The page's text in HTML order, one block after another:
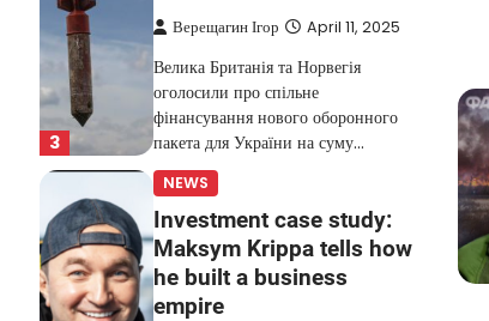
3
Верещагин Ігор April 11, 2025
Велика Британія та Норвегія
оголосили про спільне
фінансування нового оборонного
пакета для України на суму…
NEWS
Investment case study:
Maksym Krippa tells how
he built a business
empire